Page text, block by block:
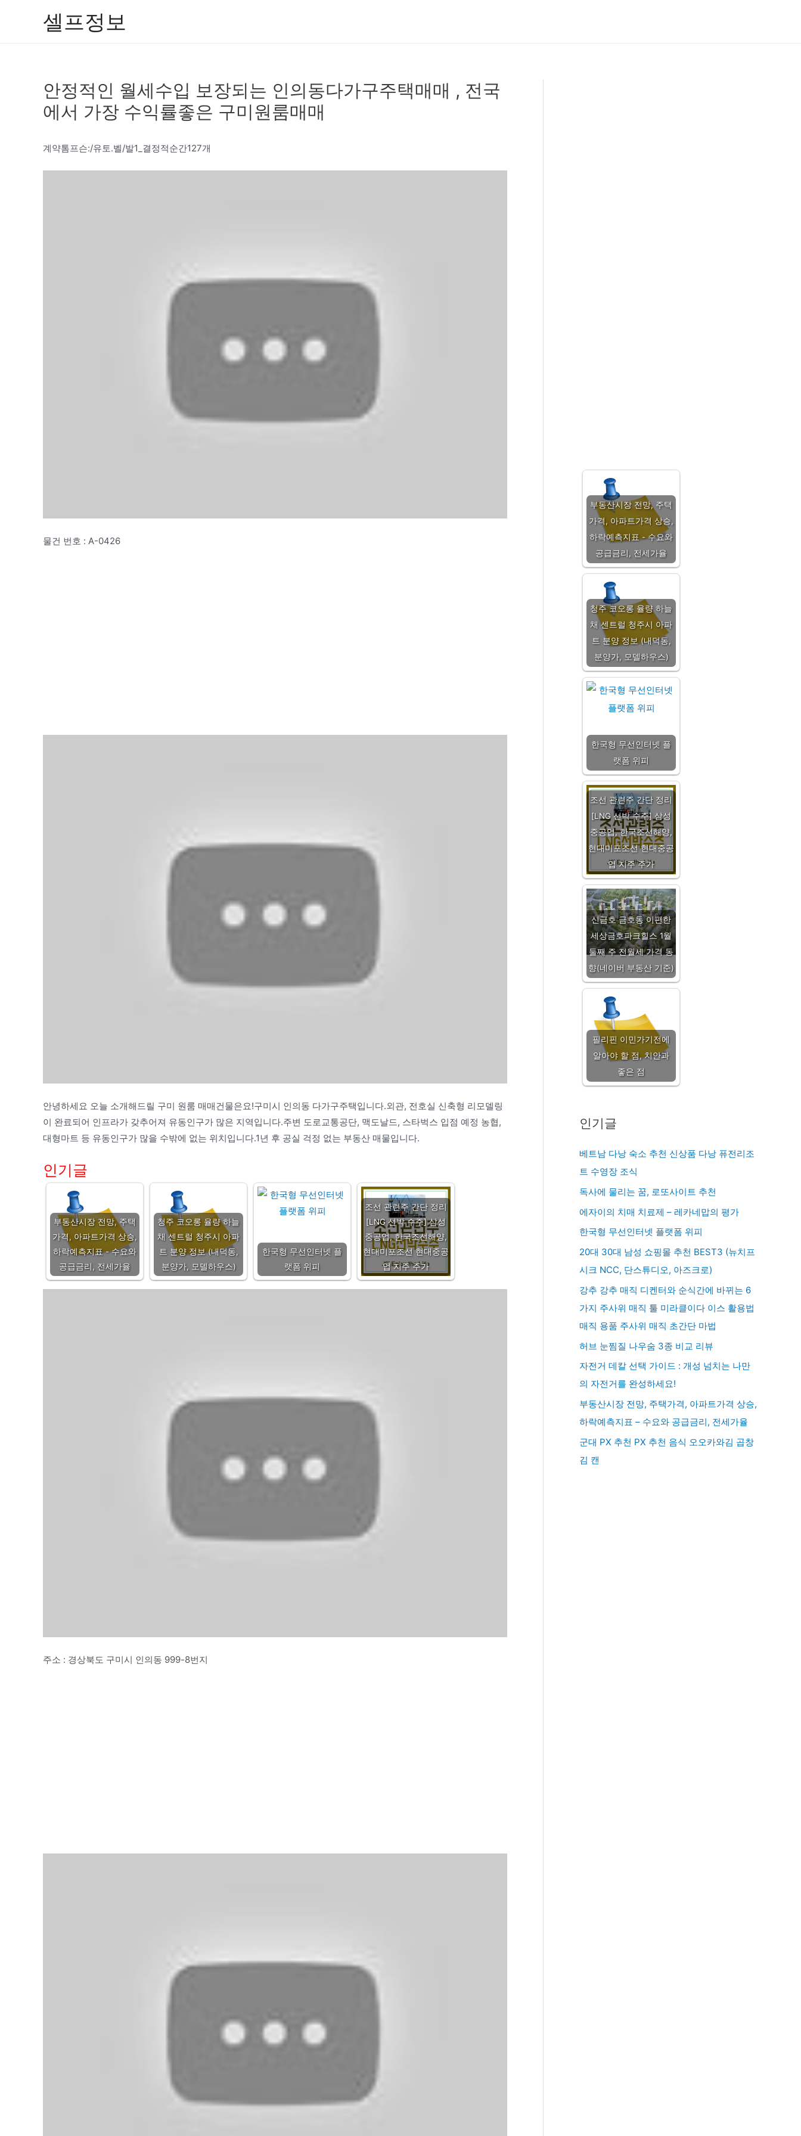
셀프정보
안정적인 월세수입 보장되는 인의동다가구주택매매 , 전국
에서 가장 수익률좋은 구미원룸매매
계약톰프슨:/유토.벨/발1_결정적순간127개
물건 번호 : A-0426
안녕하세요 오늘 소개해드릴 구미 원룸 매매건물은요!구미시 인의동 다가구주택입니다.외관, 전호실 신축형 리모델링
이 완료되어 인프라가 갖추어져 유동인구가 많은 지역입니다.주변 도로교통공단, 맥도날드, 스타벅스 입점 예정 농협,
대형마트 등 유동인구가 많을 수밖에 없는 위치입니다.1년 후 공실 걱정 없는 부동산 매물입니다.
인기글
부동산시장 전망, 주택
가격, 아파트가격 상승,
하락예측지표 - 수요와
공급금리, 전세가율
청주 코오롱 율량 하늘
채 센트럴 청주시 아파
트 분양 정보 (내덕동,
분양가, 모델하우스)
한국형 무선인터넷 플
랫폼 위피
조선 관련주 간단 정리
[LNG 선박 수주] 삼성
중공업, 한국조선해양,
현대미포조선 현대중공
업 지주 주가
주소 : 경상북도 구미시 인의동 999-8번지
부동산시장 전망, 주택
가격, 아파트가격 상승,
하락예측지표 - 수요와
공급금리, 전세가율
청주 코오롱 율량 하늘
채 센트럴 청주시 아파
트 분양 정보 (내덕동,
분양가, 모델하우스)
한국형 무선인터넷 플
랫폼 위피
조선 관련주 간단 정리
[LNG 선박 수주] 삼성
중공업, 한국조선해양,
현대미포조선 현대중공
업 지주 주가
신금호 금호동 이편한
세상금호파크힐스 1월
둘째 주 전월세 가격 동
향(네이버 부동산 기준)
필리핀 이민가기전에
알아야 할 점, 치안과
좋은 점
인기글
베트남 다낭 숙소 추천 신상품 다낭 퓨전리조
트 수영장 조식
독사에 물리는 꿈, 로또사이트 추천
에자이의 치매 치료제 – 레카네맙의 평가
한국형 무선인터넷 플랫폼 위피
20대 30대 남성 쇼핑몰 추천 BEST3 (뉴치프
시크 NCC, 단스튜디오, 아즈크로)
강추 강추 매직 디켄터와 순식간에 바뀌는 6
가지 주사위 매직 툴 미라클이다 이스 활용법
매직 용품 주사위 매직 초간단 마법
허브 눈찜질 나우숨 3종 비교 리뷰
자전거 데칼 선택 가이드 : 개성 넘치는 나만
의 자전거를 완성하세요!
부동산시장 전망, 주택가격, 아파트가격 상승,
하락예측지표 – 수요와 공급금리, 전세가율
군대 PX 추천 PX 추천 음식 오오카와김 곱창
김 캔